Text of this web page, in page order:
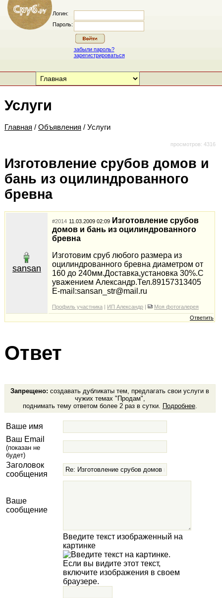
Логин:
Пароль:
забыли пароль?
зарегистрироваться
Услуги
Главная / Объявления / Услуги
просмотров: 4316
Изготовление срубов домов и
бань из оцилиндрованного
бревна
sansan
#2014 11.03.2009 02:09Изготовление срубов
домов и бань из оцилиндрованного
бревна
Изготовим сруб любого размера из
оцилиндрованного бревна диаметром от
160 до 240мм.Доставка,установка 30%.С
уважением Александр.Тел.89157313405
E-mail:sansan_str@mail.ru
Профиль участника| ИП Александр|
Моя фотогалерея
Ответить
Ответ
Запрещено: создавать дубликаты тем, предлагать свои услуги в
чужих темах "Продам",
поднимать тему ответом более 2 раз в сутки. Подробнее.
Ваше имя
Ваш Email
(показан не
будет)
Заголовок
сообщения
Ваше
сообщение
Введите текст изображенный на
картинке